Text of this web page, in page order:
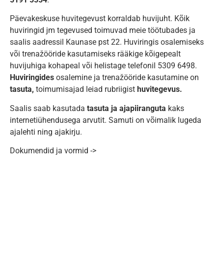
Päevakeskuse huvitegevust korraldab huvijuht. Kõik
huviringid jm tegevused toimuvad meie töötubades ja
saalis aadressil Kaunase pst 22. Huviringis osalemiseks
või trenažööride kasutamiseks rääkige kõigepealt
huvijuhiga kohapeal või helistage telefonil 5309 6498.
Huviringides osalemine ja trenažööride kasutamine on
tasuta, toimumisajad leiad rubriigist huvitegevus.
Saalis saab kasutada tasuta ja ajapiiranguta kaks
internetiühendusega arvutit. Samuti on võimalik lugeda
ajalehti ning ajakirju.
Dokumendid ja vormid ->